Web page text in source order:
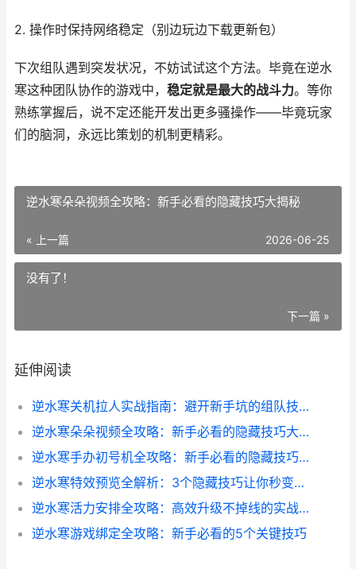
2. 操作时保持网络稳定（别边玩边下载更新包）
下次组队遇到突发状况，不妨试试这个方法。毕竟在逆水
寒这种团队协作的游戏中， 稳定就是最大的战斗力。等你
熟练掌握后，说不定还能开发出更多骚操作——毕竟玩家
们的脑洞，永远比策划的机制更精彩。
逆水寒朵朵视频全攻略：新手必看的隐藏技巧大揭秘
« 上一篇 2026-06-25
没有了！
下一篇 »
延伸阅读
逆水寒关机拉人实战指南：避开新手坑的组队技巧
逆水寒朵朵视频全攻略：新手必看的隐藏技巧大揭秘
逆水寒手办初号机全攻略：新手必看的隐藏技巧与实战经验
逆水寒特效预览全解析：3个隐藏技巧让你秒变特效控
逆水寒活力安排全攻略：高效升级不掉线的实战技巧
逆水寒游戏绑定全攻略：新手必看的5个关键技巧